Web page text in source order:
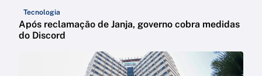
Tecnologia
Após reclamação de Janja, governo cobra medidas
do Discord